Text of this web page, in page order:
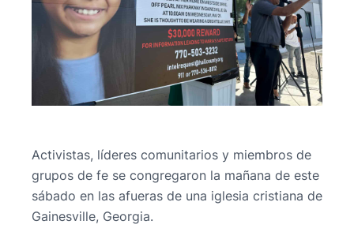
Activistas, líderes comunitarios y miembros de
grupos de fe se congregaron la mañana de este
sábado en las afueras de una iglesia cristiana de
Gainesville, Georgia.